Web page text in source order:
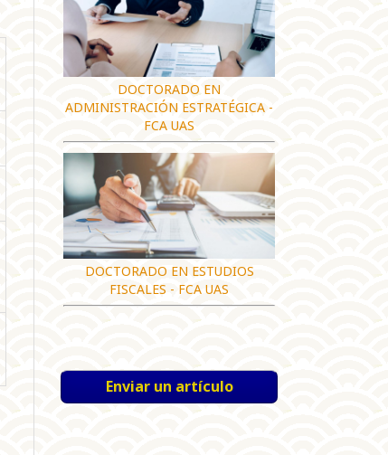
DOCTORADO EN
ADMINISTRACIÓN ESTRATÉGICA -
FCA UAS
DOCTORADO EN ESTUDIOS
FISCALES - FCA UAS
Enviar un artículo